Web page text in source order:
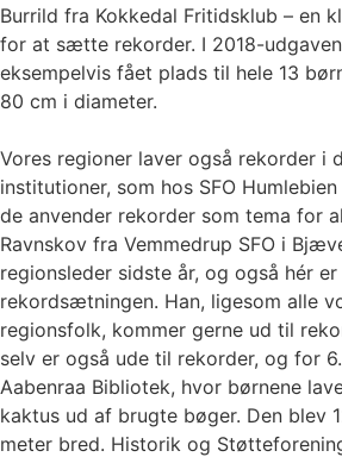
Burrild fra Kokkedal Fritidsklub – en
for at sætte rekorder. I 2018-
eksempelvis fået plads til hele 13
80 cm i diameter.
Vores regioner laver også rekorder i
institutioner, som hos SFO
de anvender rekorder som tema for
Ravnskov fra Vemmedrup SFO i
regionsleder sidste år, og også hér
rekordsætningen. Han, ligesom alle
regionsfolk, kommer gerne ud til
selv er også ude til rekorder, og for
Aabenraa Bibliotek, hvor børnene
kaktus ud af brugte bøger. Den blev
meter bred. Historik og